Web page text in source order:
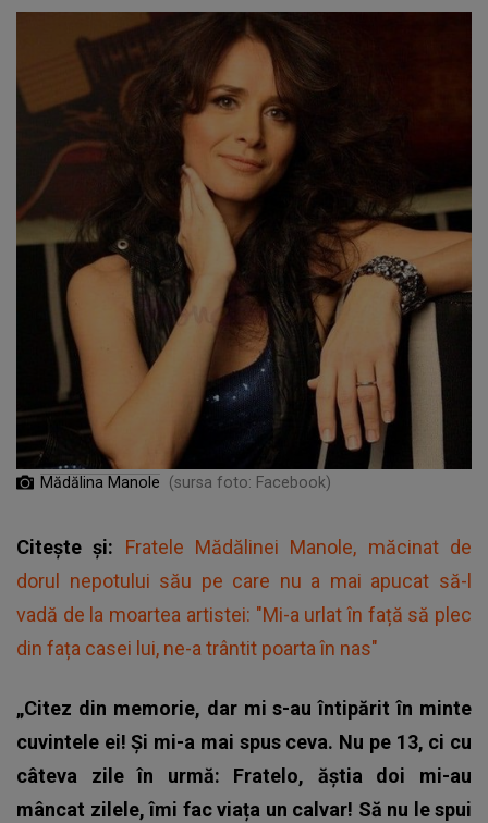
Mădălina Manole (sursa foto: Facebook)
Citește și: Fratele Mădălinei Manole, măcinat de
dorul nepotului său pe care nu a mai apucat să-l
vadă de la moartea artistei: "Mi-a urlat în față să plec
din fața casei lui, ne-a trântit poarta în nas"
„Citez din memorie, dar mi s-au întipărit în minte
cuvintele ei! Și mi-a mai spus ceva. Nu pe 13, ci cu
câteva zile în urmă: Fratelo, ăștia doi mi-au
mâncat zilele, îmi fac viața un calvar! Să nu le spui